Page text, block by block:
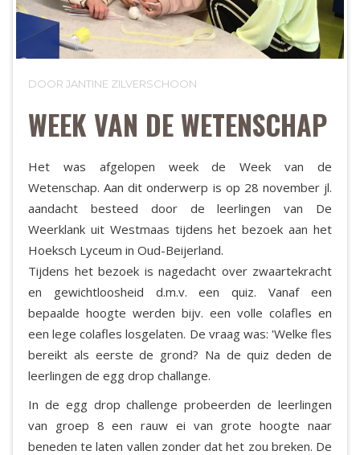
DOOR JANTINE ZILVERSCHOON
WEEK VAN DE WETENSCHAP
Het was afgelopen week de Week van de
Wetenschap. Aan dit onderwerp is op 28 november jl.
aandacht besteed door de leerlingen van De
Weerklank uit Westmaas tijdens het bezoek aan het
Hoeksch Lyceum in Oud-Beijerland.
Tijdens het bezoek is nagedacht over zwaartekracht
en gewichtloosheid d.m.v. een quiz. Vanaf een
bepaalde hoogte werden bijv. een volle colafles en
een lege colafles losgelaten. De vraag was: 'Welke fles
bereikt als eerste de grond? Na de quiz deden de
leerlingen de egg drop challange.
In de egg drop challenge probeerden de leerlingen
van groep 8 een rauw ei van grote hoogte naar
beneden te laten vallen zonder dat het zou breken. De